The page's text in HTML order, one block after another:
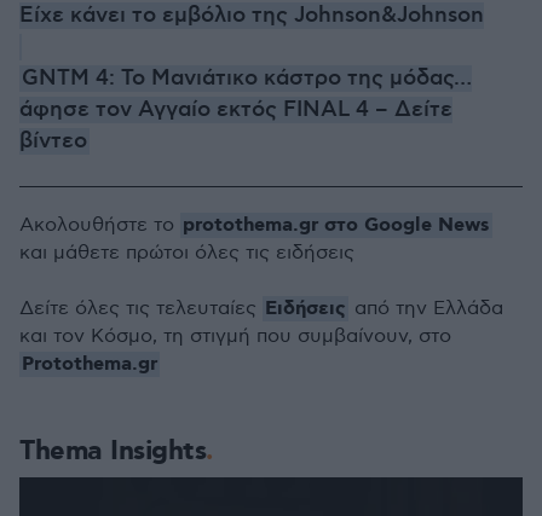
Είχε κάνει το εμβόλιο της Johnson&Johnson
GNTM 4: Το Μανιάτικο κάστρο της μόδας…
άφησε τον Αγγαίο εκτός FINAL 4 – Δείτε
βίντεο
Thema Insights
Ακολουθήστε το protothema.gr στο Google News
και μάθετε πρώτοι όλες τις ειδήσεις
Δείτε όλες τις τελευταίες Ειδήσεις από την Ελλάδα
και τον Κόσμο, τη στιγμή που συμβαίνουν, στο
Protothema.gr